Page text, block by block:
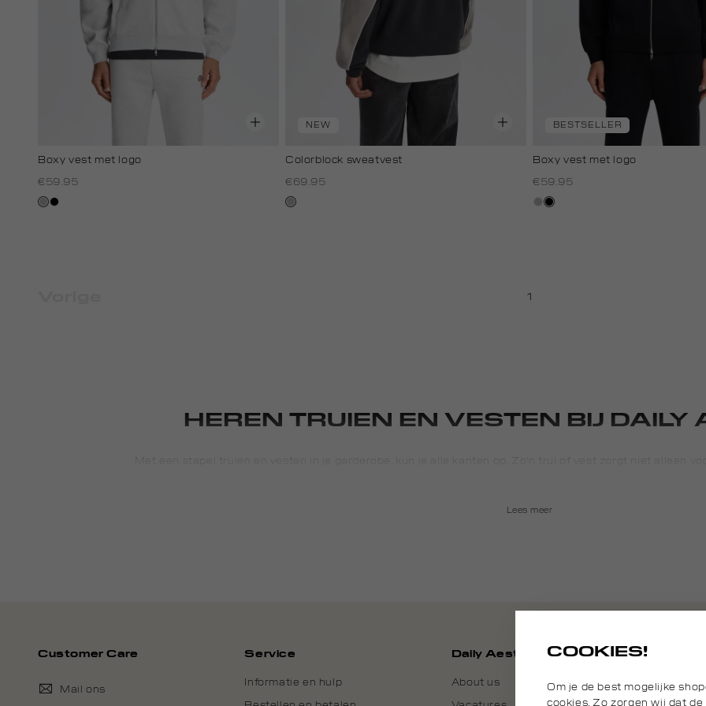
Boxy vest met logo
€59.95
grijs,zwart
NEW
Colorblock sweatvest
€69.95
lichtgrijs
BESTSELLER
Boxy vest met logo
€59.95
grijs,zwart
1
HEREN TRUIEN EN VESTEN BIJ DAILY
op zoek bent naar een verfijnde trui voor naar kantoor of een sportief vest voor bij een casual outfit, je
#1 De klassieke trui
Met een eenvoudige en tijdloze uitstraling kan de klassieke trui altijd en overal. Als extra laag in een
Lees meer
Customer Care
Mail ons
Service
Informatie en hulp
Daily Aesthetikz
About us
COOKIES!
Om je de best mogelijke
cookies. Zo zorgen wij dat